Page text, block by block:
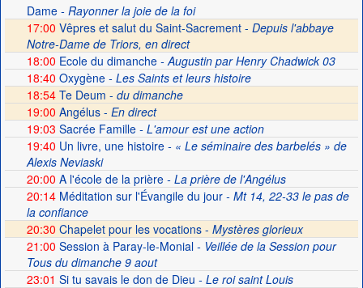
Dame- Rayonner la joie de la foi
17:00 Vêpres et salut du Saint-Sacrement - Depuis l'abbaye
Notre-Dame de Triors, en direct
18:00 Ecole du dimanche- Augustin par Henry Chadwick 03
18:40 Oxygène- Les Saints et leurs histoire
18:54Te Deum - du dimanche
19:00 Angélus - En direct
19:03 Sacrée Famille- L'amour est une action
19:40 Un livre, une histoire- « Le séminaire des barbelés » de
Alexis Neviaski
20:00 A l'école de la prière- La prière de l'Angélus
20:14Méditation sur l'Évangile du jour- Mt 14, 22-33 le pas de
la confiance
20:30 Chapelet pour les vocations - Mystères glorieux
21:00 Session à Paray-le-Monial- Veillée de la Session pour
Tous du dimanche 9 aout
23:01 Si tu savais le don de Dieu - Le roi saint Louis